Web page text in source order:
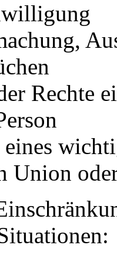
Rechte
eines
Union